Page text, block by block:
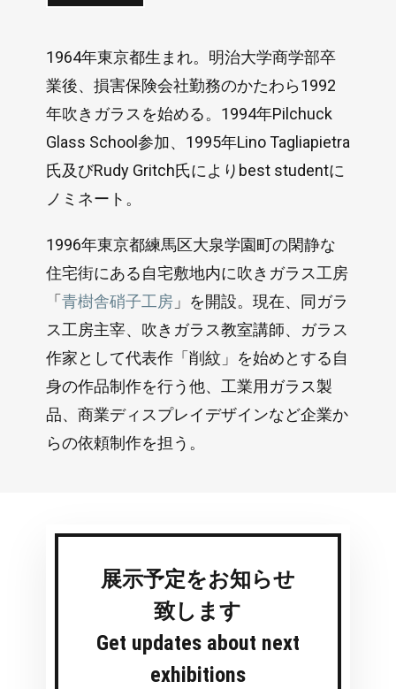
1964年東京都生まれ。明治大学商学部卒
業後、損害保険会社勤務のかたわら1992
年吹きガラスを始める。1994年Pilchuck
Glass School参加、1995年Lino Tagliapietra
氏及びRudy Gritch氏によりbest studentに
ノミネート。
1996年東京都練馬区大泉学園町の閑静な
住宅街にある自宅敷地内に吹きガラス工房
「 青樹舎硝子工房」を開設。現在、同ガラ
ス工房主宰、吹きガラス教室講師、ガラス
作家として代表作「削紋」を始めとする自
身の作品制作を行う他、工業用ガラス製
品、商業ディスプレイデザインなど企業か
らの依頼制作を担う。
展示予定をお知らせ
致します
Get updates about next
exhibitions